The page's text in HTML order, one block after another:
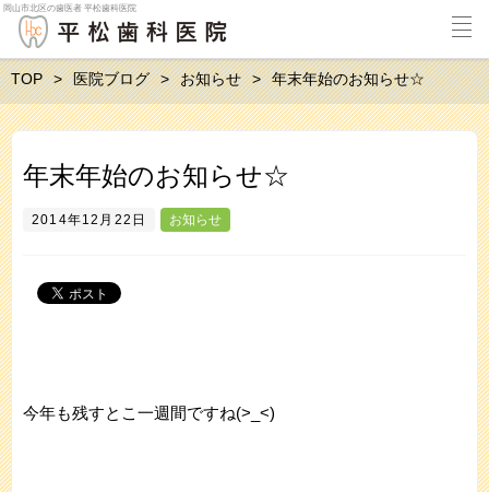
岡山市北区の歯医者 平松歯科医院
TOP 医院ブログ お知らせ 年末年始のお知らせ☆
年末年始のお知らせ☆
2014年12月22日 お知らせ
今年も残すとこ一週間ですね(>_<)